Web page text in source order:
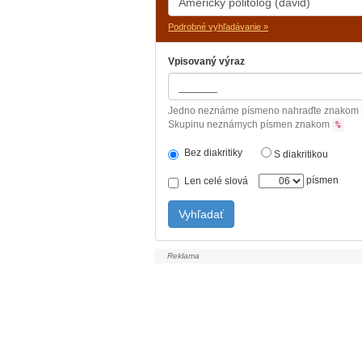
Podrobné vyhľadávanie »
Vpisovaný výraz
Jedno neznáme písmeno nahraďte znakom
Skupinu neznámych písmen znakom %
Bez diakritiky S diakritikou
Len celé slová písmen
Vyhľadať